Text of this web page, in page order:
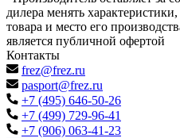
дилера менять
товара и место его
является публичной офертой
Контакты
frez@frez.ru
pasport@frez.ru
+7 (495) 646-50-26
+7 (499) 729-96-41
+7 (906) 063-41-23